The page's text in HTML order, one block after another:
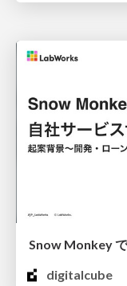
Snow Monkey
digitalcube